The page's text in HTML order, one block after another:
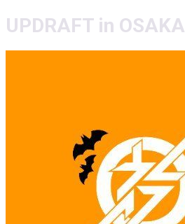
UPDRAFT in OSAKA